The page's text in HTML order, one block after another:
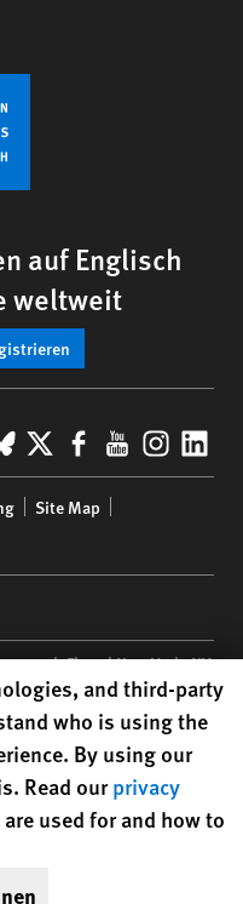
auf Englisch
weltweit
X Facebook
YouTube
Site Map
34th Floor | New York,NY
registered in the US
and third-party
who is using the
By using our
Read ourprivacy
used for and how to